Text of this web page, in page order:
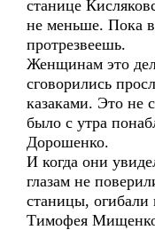
станице
не меньше. Пока
протрезвеешь.
Женщинам это
сговорились
казаками. Это не
было с утра
Дорошенко.
И когда они
глазам не
станицы, огибали
Тимофея Мищенко